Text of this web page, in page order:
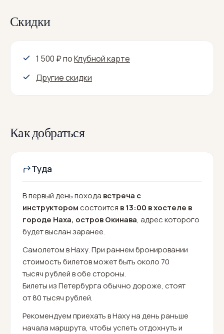
Скидки
1 500 ₽поКлубной карте
Другие скидки
Как добраться
Туда
В первый день похода встреча с
инструкторомсостоится в 13:00 в хостеле в
городе Наха, остров Окинава, адрес которого
будет выслан заранее.
Самолетом в Наху. При раннем бронировании
стоимость билетов может быть около 70
тысяч рублей в обе стороны.
Билеты из Петербурга обычно дороже, стоят
от 80 тысяч рублей.
Рекомендуем приехать в Наху на день раньше
начала маршрута, чтобы успеть отдохнуть и